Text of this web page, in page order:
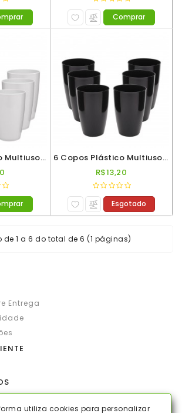
utiliza cookies para personalizar
Comprar
6 Copos Plástico Multiuso Roder 300ml Branco
6 Copos Plástico Multiuso Roder 300ml Preto
R$13,20
Esgotado
de 1 a 6 do total de 6 (1 páginas)
Entrega